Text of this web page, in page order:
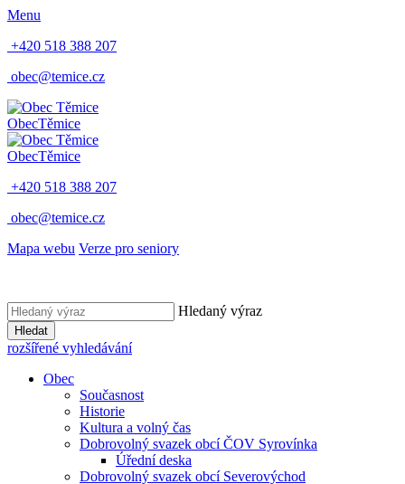
Menu
+420 518 388 207
obec@temice.cz
ObecTěmice
ObecTěmice
+420 518 388 207
obec@temice.cz
Mapa webu Verze pro seniory
Hledaný výraz
Hledat
rozšířené vyhledávání
Obec
Současnost
Historie
Kultura a volný čas
Dobrovolný svazek obcí ČOV Syrovínka
Úřední deska
Dobrovolný svazek obcí Severovýchod